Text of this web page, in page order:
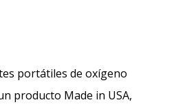
portátiles de oxígeno
producto Made in USA,